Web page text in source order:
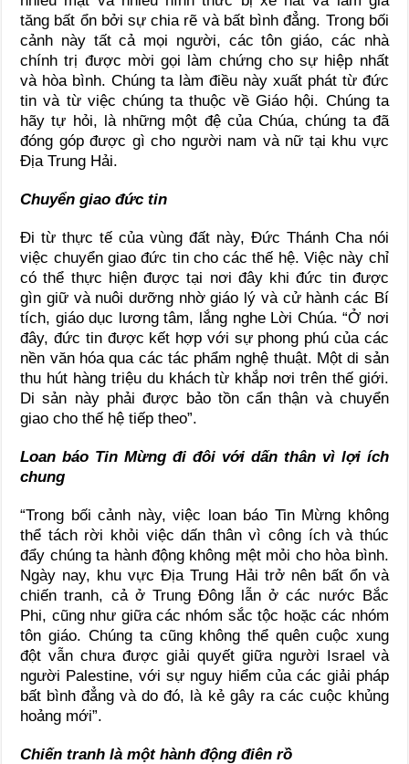
tăng bất ổn bởi sự chia rẽ và bất bình đẳng. Trong bối
cảnh này tất cả mọi người, các tôn giáo, các nhà
chính trị được mời gọi làm chứng cho sự hiệp nhất
và hòa bình. Chúng ta làm điều này xuất phát từ đức
tin và từ việc chúng ta thuộc về Giáo hội. Chúng ta
hãy tự hỏi, là những một đệ của Chúa, chúng ta đã
đóng góp được gì cho người nam và nữ tại khu vực
Địa Trung Hải.
Chuyển giao đức tin
Đi từ thực tế của vùng đất này, Đức Thánh Cha nói
việc chuyển giao đức tin cho các thế hệ. Việc này chỉ
có thể thực hiện được tại nơi đây khi đức tin được
gìn giữ và nuôi dưỡng nhờ giáo lý và cử hành các Bí
tích, giáo dục lương tâm, lắng nghe Lời Chúa. “Ở nơi
đây, đức tin được kết hợp với sự phong phú của các
nền văn hóa qua các tác phẩm nghệ thuật. Một di sản
thu hút hàng triệu du khách từ khắp nơi trên thế giới.
Di sản này phải được bảo tồn cẩn thận và chuyển
giao cho thế hệ tiếp theo”.
Loan báo Tin Mừng đi đôi với dấn thân vì lợi ích
chung
“Trong bối cảnh này, việc loan báo Tin Mừng không
thể tách rời khỏi việc dấn thân vì công ích và thúc
đẩy chúng ta hành động không mệt mỏi cho hòa bình.
Ngày nay, khu vực Địa Trung Hải trở nên bất ổn và
chiến tranh, cả ở Trung Đông lẫn ở các nước Bắc
Phi, cũng như giữa các nhóm sắc tộc hoặc các nhóm
tôn giáo. Chúng ta cũng không thể quên cuộc xung
đột vẫn chưa được giải quyết giữa người Israel và
người Palestine, với sự nguy hiểm của các giải pháp
bất bình đẳng và do đó, là kẻ gây ra các cuộc khủng
hoảng mới”.
Chiến tranh là một hành động điên rồ